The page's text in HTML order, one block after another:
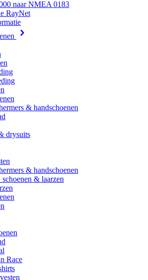
naar NMEA 0183
RayNet
& handschoenen
drysuits
& handschoenen
schoenen & laarzen
Race